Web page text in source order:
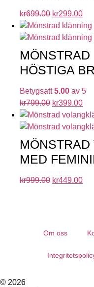
kr699.00 kr299.00
HÖSTIGA
Betygsatt5.00 av 5
kr799.00 kr399.00
MED
kr999.00 kr449.00
Om oss
© 2026